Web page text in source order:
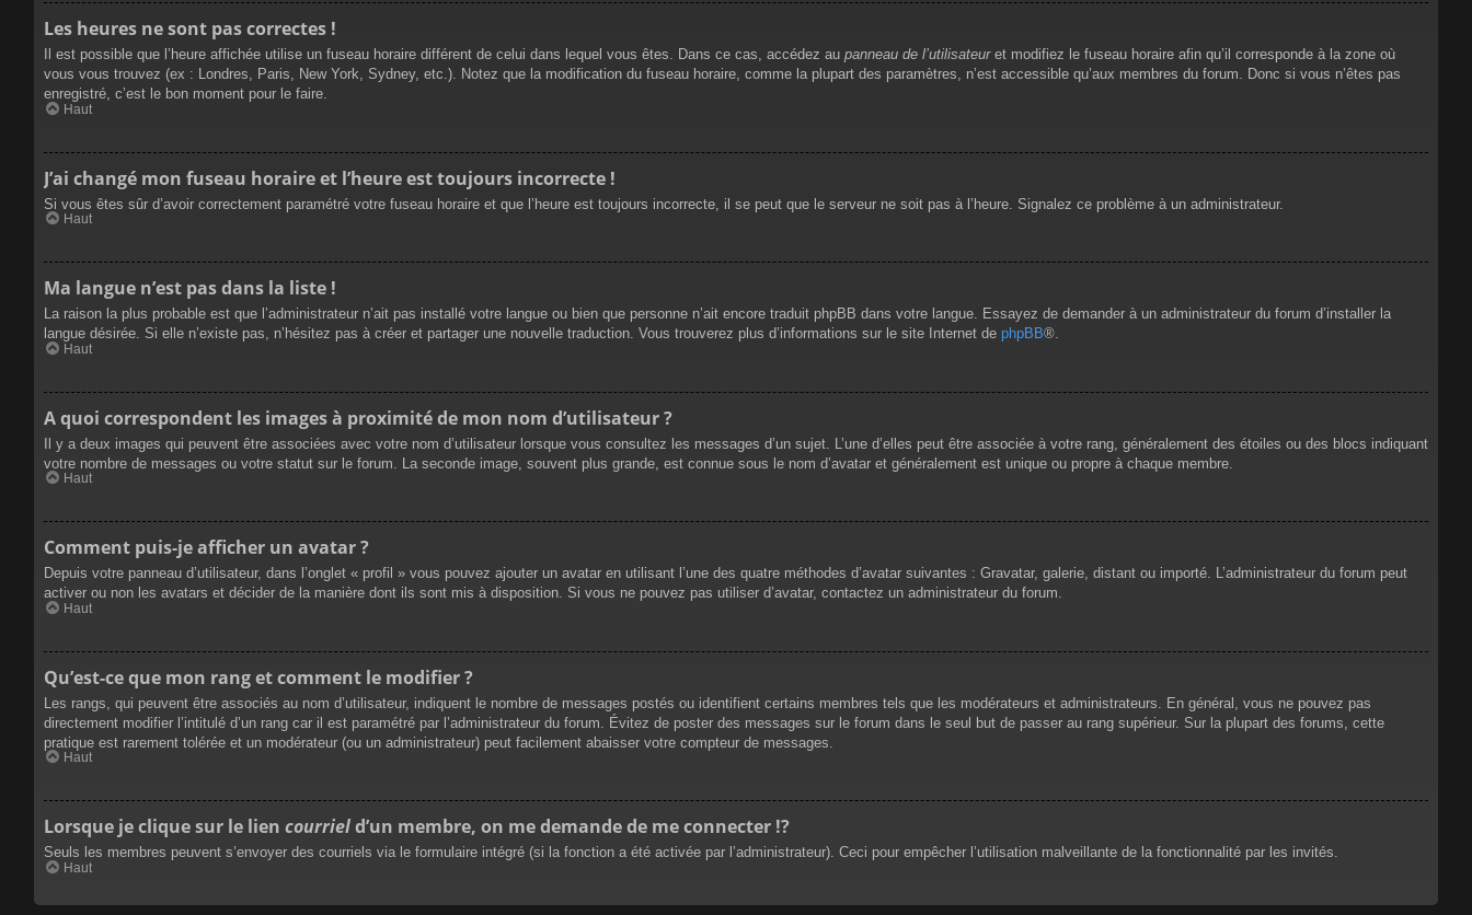
Les heures ne sont pas correctes !
Il est possible que l’heure affichée utilise un fuseau horaire différent de celui dans lequel vous êtes. Dans ce cas, accédez au panneau de l’utilisateuret modifiez le fuseau horaire afin qu’il corresponde à la zone où
vous vous trouvez (ex : Londres, Paris, New York, Sydney, etc.). Notez que la modification du fuseau horaire, comme la plupart des paramètres, n’est accessible qu’aux membres du forum. Donc si vous n’êtes pas
enregistré, c’est le bon moment pour le faire.
Haut
J’ai changé mon fuseau horaire et l’heure est toujours incorrecte !
Si vous êtes sûr d’avoir correctement paramétré votre fuseau horaire et que l’heure est toujours incorrecte, il se peut que le serveur ne soit pas à l’heure. Signalez ce problème à un administrateur.
Haut
Ma langue n’est pas dans la liste !
La raison la plus probable est que l’administrateur n’ait pas installé votre langue ou bien que personne n’ait encore traduit phpBB dans votre langue. Essayez de demander à un administrateur du forum d’installer la
langue désirée. Si elle n’existe pas, n’hésitez pas à créer et partager une nouvelle traduction. Vous trouverez plus d’informations sur le site Internet de phpBB®.
Haut
A quoi correspondent les images à proximité de mon nom d’utilisateur ?
Il y a deux images qui peuvent être associées avec votre nom d’utilisateur lorsque vous consultez les messages d’un sujet. L’une d’elles peut être associée à votre rang, généralement des étoiles ou des blocs indiquant
votre nombre de messages ou votre statut sur le forum. La seconde image, souvent plus grande, est connue sous le nom d’avatar et généralement est unique ou propre à chaque membre.
Haut
Comment puis-je afficher un avatar ?
Depuis votre panneau d’utilisateur, dans l’onglet « profil » vous pouvez ajouter un avatar en utilisant l’une des quatre méthodes d’avatar suivantes : Gravatar, galerie, distant ou importé. L’administrateur du forum peut
activer ou non les avatars et décider de la manière dont ils sont mis à disposition. Si vous ne pouvez pas utiliser d’avatar, contactez un administrateur du forum.
Haut
Qu’est-ce que mon rang et comment le modifier ?
Les rangs, qui peuvent être associés au nom d’utilisateur, indiquent le nombre de messages postés ou identifient certains membres tels que les modérateurs et administrateurs. En général, vous ne pouvez pas
directement modifier l’intitulé d’un rang car il est paramétré par l’administrateur du forum. Évitez de poster des messages sur le forum dans le seul but de passer au rang supérieur. Sur la plupart des forums, cette
pratique est rarement tolérée et un modérateur (ou un administrateur) peut facilement abaisser votre compteur de messages.
Haut
Lorsque je clique sur le lien courrield’un membre, on me demande de me connecter !?
Seuls les membres peuvent s’envoyer des courriels via le formulaire intégré (si la fonction a été activée par l’administrateur). Ceci pour empêcher l’utilisation malveillante de la fonctionnalité par les invités.
Haut